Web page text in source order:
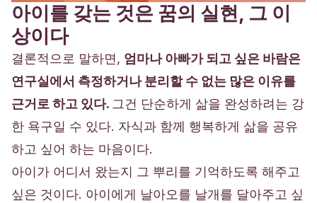
아이를 갖는 것은 꿈의 실현, 그 이
상이다
결론적으로 말하면, 엄마나 아빠가 되고 싶은 바람은
연구실에서 측정하거나 분리할 수 없는 많은 이유를
근거로 하고 있다. 그건 단순하게 삶을 완성하려는 강
한 욕구일 수 있다. 자식과 함께 행복하게 삶을 공유
하고 싶어 하는 마음이다.
아이가 어디서 왔는지 그 뿌리를 기억하도록 해주고
싶은 것이다. 아이에게 날아오를 날개를 달아주고 싶